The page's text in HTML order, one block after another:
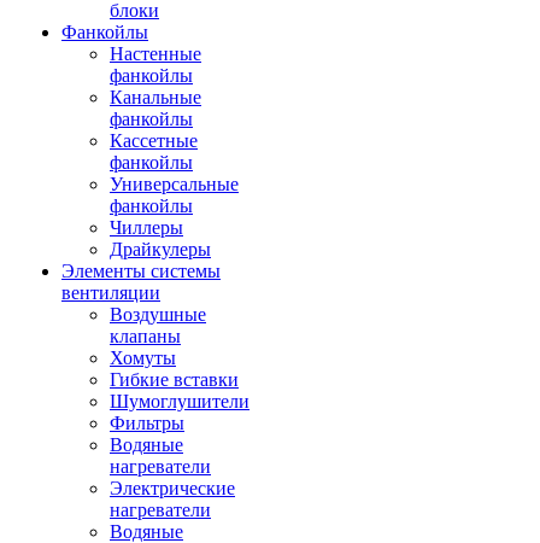
блоки
Фанкойлы
Настенные
фанкойлы
Канальные
фанкойлы
Кассетные
фанкойлы
Универсальные
фанкойлы
Чиллеры
Драйкулеры
Элементы системы
вентиляции
Воздушные
клапаны
Хомуты
Гибкие вставки
Шумоглушители
Фильтры
Водяные
нагреватели
Электрические
нагреватели
Водяные